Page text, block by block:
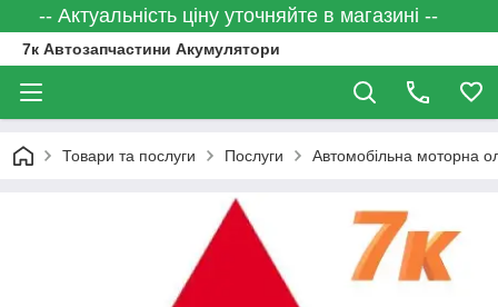
-- Актуальність ціну уточняйте в магазині --
7к Автозапчастини Акумулятори
Товари та послуги Послуги Автомобільна моторна